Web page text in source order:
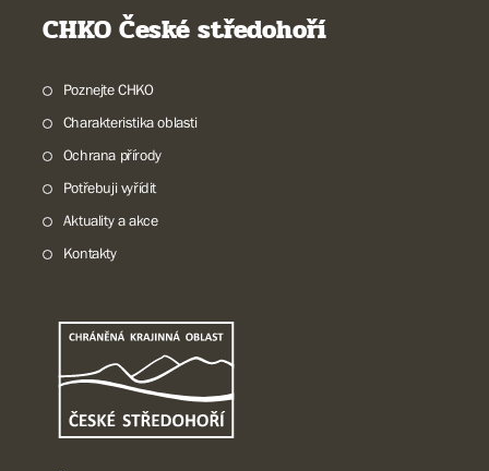
CHKO České středohoří
Poznejte CHKO
Charakteristika oblasti
Ochrana přírody
Potřebuji vyřídit
Aktuality a akce
Kontakty